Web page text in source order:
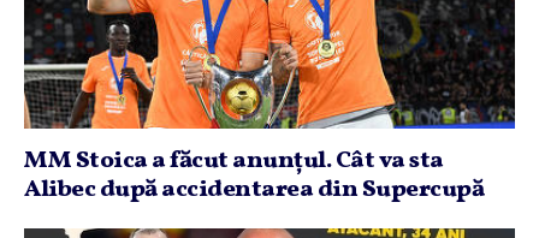
MM Stoica a făcut anunţul. Cât va sta
Alibec după accidentarea din Supercupă